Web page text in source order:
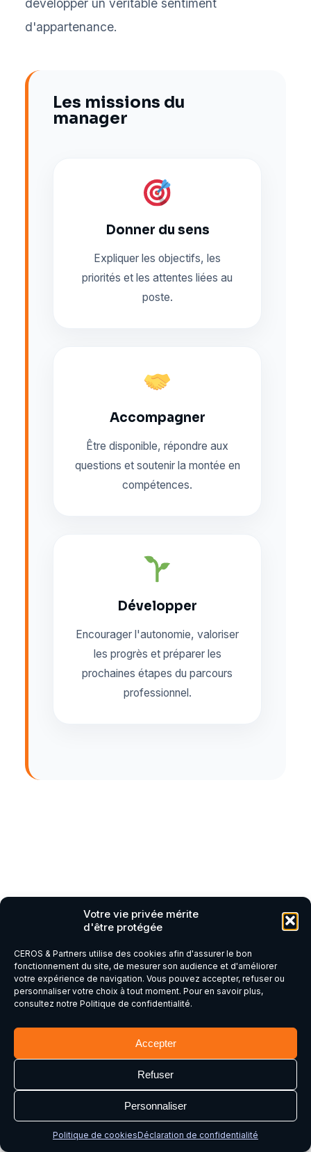
Votre vie privée mérite
d'être protégée
CEROS & Partners utilise des cookies afin d'assurer le bon
fonctionnement du site, de mesurer son audience et d'améliorer
votre expérience de navigation. Vous pouvez accepter, refuser ou
personnaliser votre choix à tout moment. Pour en savoir plus,
consultez notre Politique de confidentialité.
Accepter
Refuser
Personnaliser
Politique de cookiesDéclaration de confidentialité
développer un véritable sentiment
d'appartenance.
Les missions du
manager
Donner du sens
Expliquer les objectifs, les
priorités et les attentes liées au
poste.
Accompagner
Être disponible, répondre aux
questions et soutenir la montée en
compétences.
Développer
Encourager l'autonomie, valoriser
les progrès et préparer les
prochaines étapes du parcours
professionnel.
fréquentes lors de
l'intégration
Même avec les meilleures intentions,
certaines pratiques compromettent